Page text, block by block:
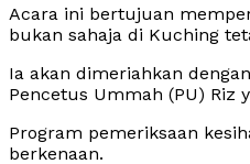
Acara ini bertujuan
bukan sahaja di Kuching
Ia akan dimeriahkan
Pencetus Ummah (PU) Riz
Program pemeriksaan
berkenaan.